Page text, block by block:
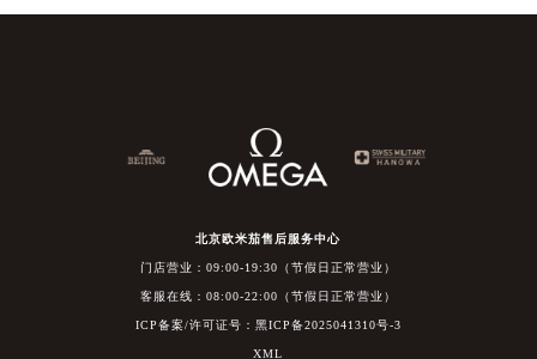
北京欧米茄售后服务中心
门店营业：09:00-19:30（节假日正常营业）
客服在线：08:00-22:00（节假日正常营业）
ICP备案/许可证号：黑ICP备2025041310号-3
XML